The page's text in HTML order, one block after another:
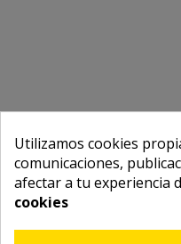
Utilizamos cookies
comunicaciones,
afectar a tu experiencia
cookies